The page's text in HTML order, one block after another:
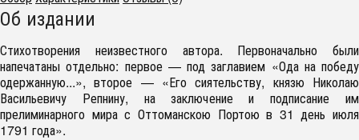
Об издании
Стихотворения неизвестного автора. Первоначально были
напечатаны отдельно: первое — под заглавием «Ода на победу
одержанную...», второе — «Его сиятельству, князю Николаю
Васильевичу Репнину, на заключение и подписание им
прелиминарного мира с Оттоманскою Портою в 31 день июля
1791 года».